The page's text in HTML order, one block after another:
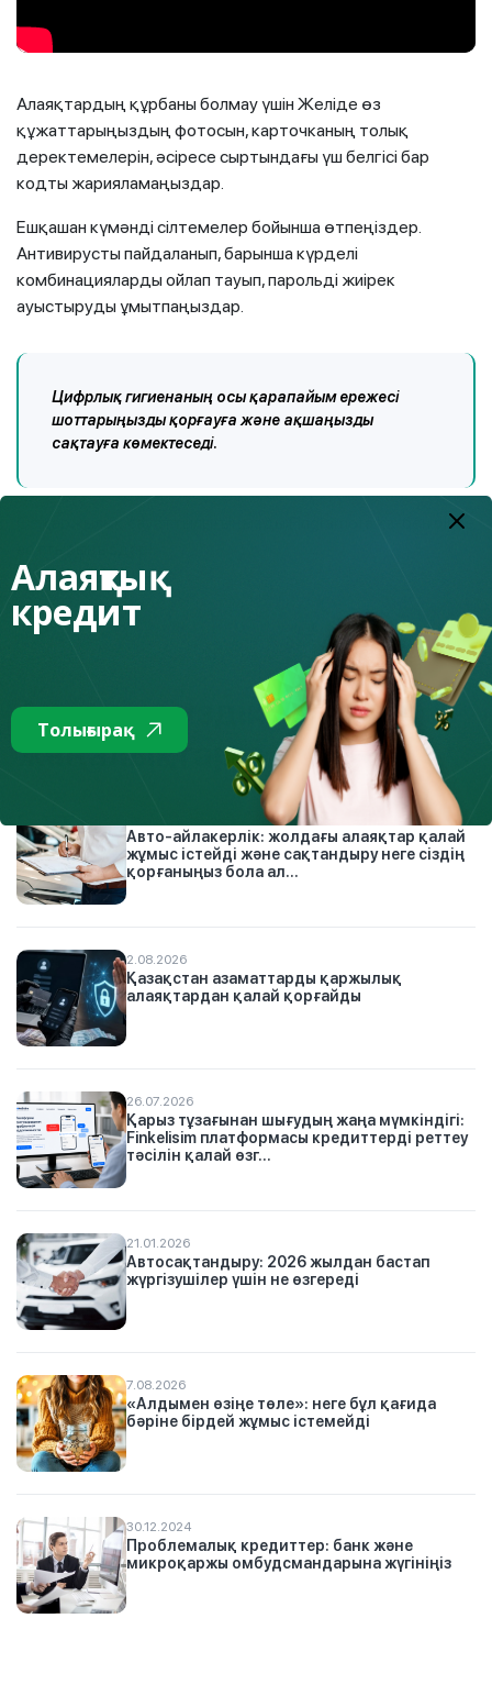
Алаяқтардың құрбаны болмау үшін Желіде өз
құжаттарыңыздың фотосын, карточканың толық
деректемелерін, әсіресе сыртындағы үш белгісі бар
кодты жарияламаңыздар.
Ешқашан күмәнді сілтемелер бойынша өтпеңіздер.
Антивирусты пайдаланып, барынша күрделі
комбинацияларды ойлап тауып, парольді жиірек
ауыстыруды ұмытпаңыздар.
Цифрлық гигиенаның осы қарапайым ережесі
шоттарыңызды қорғауға және ақшаңызды
сақтауға көмектеседі.
Өз қаржылық сауаттылығыңызды Fingramota.kz-бен бірге
Тізімге
Аптаның үздік
жаңалықтары
Авто-айлакерлік: жолдағы алаяқтар қалай
жұмыс істейді және сақтандыру неге сіздің
қорғаныңыз бола ал...
2.08.2026
Қазақстан азаматтарды қаржылық
алаяқтардан қалай қорғайды
26.07.2026
Қарыз тұзағынан шығудың жаңа мүмкіндігі:
Finkelisim платформасы кредиттерді реттеу
тәсілін қалай өзг...
21.01.2026
Автосақтандыру: 2026 жылдан бастап
жүргізушілер үшін не өзгереді
7.08.2026
«Алдымен өзіңе төле»: неге бұл қағида
бәріне бірдей жұмыс істемейді
30.12.2024
Проблемалық кредиттер: банк және
микроқаржы омбудсмандарына жүгініңіз
Алаяқтық
кредит
Толығырақ